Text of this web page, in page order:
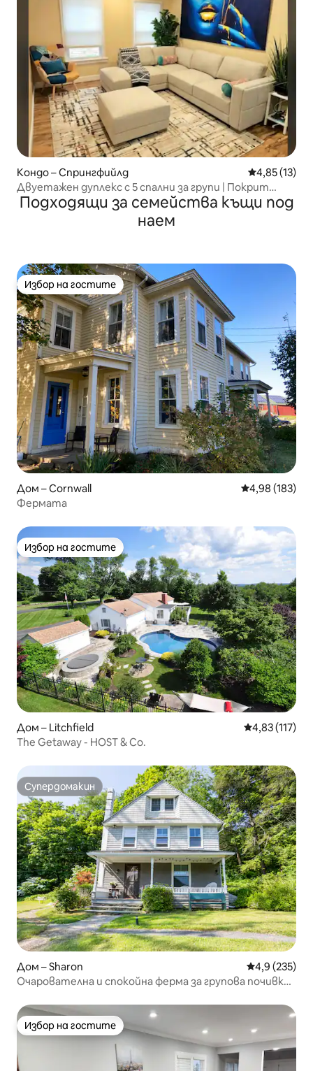
Кондо – Спрингфийлд Средна
4,85 (13)
Двуетажен дуплекс с 5 спални за групи | Покрит
веранда
Подходящи за семейства къщи под
наем
Избор на гостите
Избор на гостите
Дом – Cornwall Средна
4,98 (183)
Фермата
Избор на гостите
Избор на гостите
Дом – Litchfield Средна
4,83 (117)
The Getaway - HOST & Co.
Супердомакин
Супердомакин
Дом – Sharon Средна
4,9 (235)
Очарователна и спокойна ферма за групова почивка
Избор на гостите
Избор на гостите